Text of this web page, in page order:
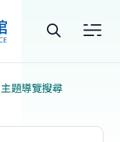
站
尋
主題導覽搜尋